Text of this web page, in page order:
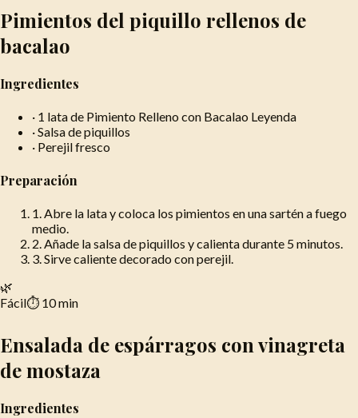
Pimientos del piquillo rellenos de
bacalao
Ingredientes
· 1 lata de Pimiento Relleno con Bacalao Leyenda
·Salsa de piquillos
· Perejil fresco
Preparación
1.Abre la lata y coloca los pimientos en una sartén a fuego
medio.
2.Añade la salsa de piquillos y calienta durante 5 minutos.
3.Sirve caliente decorado con perejil.
🌿
Fácil⏱ 10 min
Ensalada de espárragos con vinagreta
de mostaza
Ingredientes